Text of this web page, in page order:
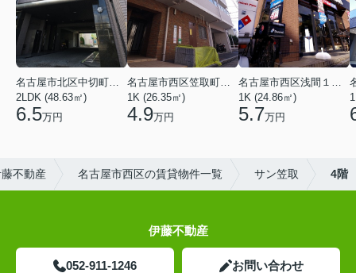
2LDK (48.63㎡)
6.5万円
1K (26.35㎡)
4.9万円
1K (24.86㎡)
5.7万円
不動産 名古屋市西区の賃貸物件一覧 サン笠取 4階
伊藤不動産
052-911-1246 お問い合わせ